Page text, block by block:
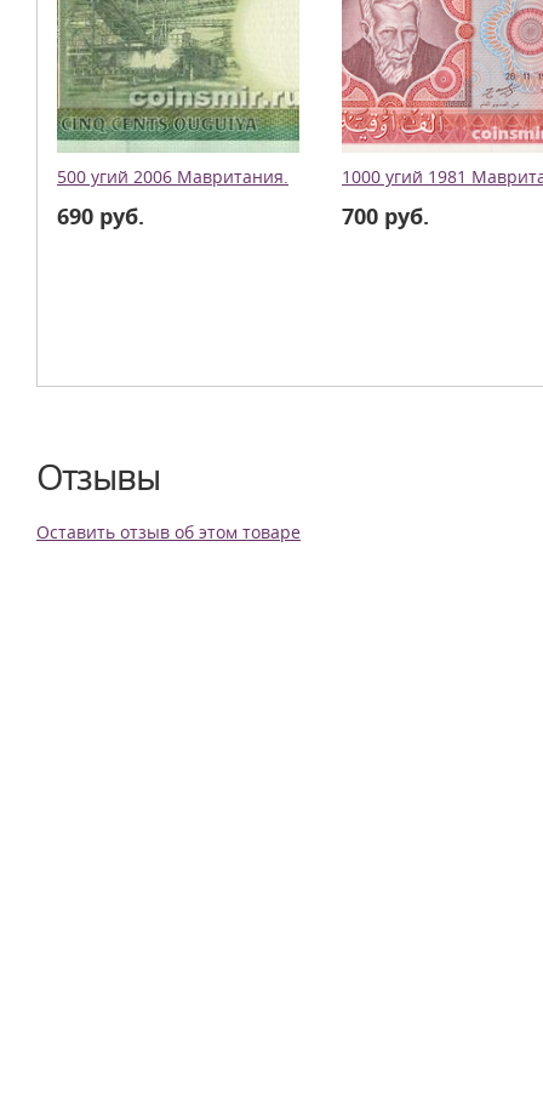
500 угий 2006 Мавритания.
690 руб.
1000 угий 1981
700 руб.
Отзывы
Оставить отзыв об этом товаре